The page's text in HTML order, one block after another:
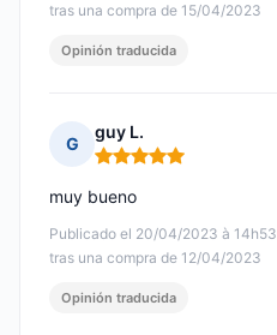
tras una compra de 15/04/2023
Opinión traducida
G
guy L.
Nota: 5 de 5
Publicado el 20/04/2023 à 14h53
tras una compra de 12/04/2023
muy bueno
Opinión traducida